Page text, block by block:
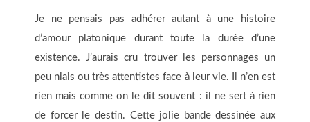
Je ne pensais pas adhérer autant à une histoire
d’amour platonique durant toute la durée d’une
existence. J’aurais cru trouver les personnages un
peu niais ou très attentistes face à leur vie. Il n’en est
rien mais comme on le dit souvent : il ne sert à rien
de forcer le destin. Cette jolie bande dessinée aux